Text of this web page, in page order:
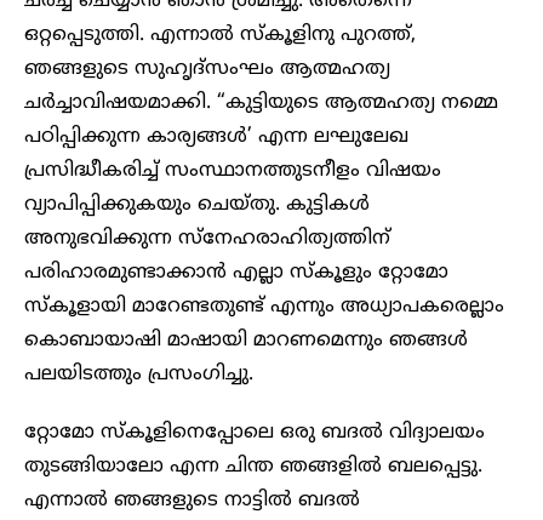
ഒറ്റപ്പെടുത്തി. എന്നാൽ സ്കൂളിനു പുറത്ത്,
ഞങ്ങളുടെ സുഹൃദ്സംഘം ആത്മഹത്യ
ചർച്ചാവിഷയമാക്കി. “കുട്ടിയുടെ ആത്മഹത്യ നമ്മെ
പഠിപ്പിക്കുന്ന കാര്യങ്ങൾ’ എന്ന ലഘുലേഖ
പ്രസിദ്ധീകരിച്ച് സംസ്ഥാനത്തുടനീളം വിഷയം
വ്യാപിപ്പിക്കുകയും ചെയ്തു. കുട്ടികൾ
അനുഭവിക്കുന്ന സ്നേഹരാഹിത്യത്തിന്
പരിഹാരമുണ്ടാക്കാൻ എല്ലാ സ്കൂളും റ്റോമോ
സ്കൂളായി മാറേണ്ടതുണ്ട് എന്നും അധ്യാപകരെല്ലാം
കൊബായാഷി മാഷായി മാറണമെന്നും ഞങ്ങൾ
പലയിടത്തും പ്രസംഗിച്ചു.
റ്റോമോ സ്കൂളിനെപ്പോലെ ഒരു ബദൽ വിദ്യാലയം
തുടങ്ങിയാലോ എന്ന ചിന്ത ഞങ്ങളിൽ ബലപ്പെട്ടു.
എന്നാൽ ഞങ്ങളുടെ നാട്ടിൽ ബദൽ